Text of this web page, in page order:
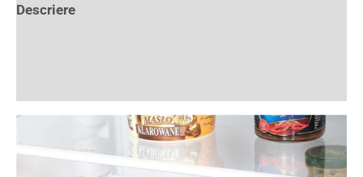
Descriere